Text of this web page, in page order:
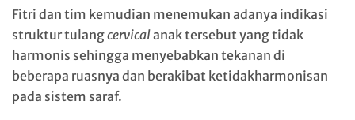
Fitri dan tim kemudian menemukan adanya indikasi
struktur tulangcervicalanak tersebut yang tidak
harmonis sehingga menyebabkan tekanan di
beberapa ruasnya dan berakibat ketidakharmonisan
pada sistem saraf.